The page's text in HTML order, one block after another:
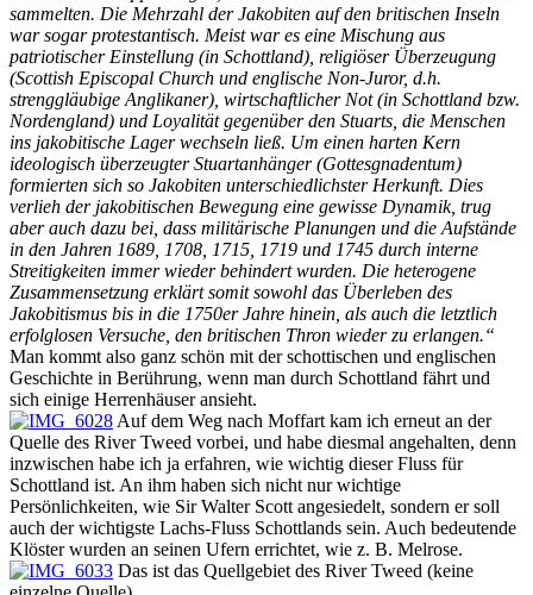
sammelten. Die Mehrzahl der Jakobiten auf den britischen Inseln
war sogar protestantisch. Meist war es eine Mischung aus
patriotischer Einstellung (in Schottland), religiöser Überzeugung
(Scottish Episcopal Church und englische Non-Juror, d.h.
strenggläubige Anglikaner), wirtschaftlicher Not (in Schottland bzw.
Nordengland) und Loyalität gegenüber den Stuarts, die Menschen
ins jakobitische Lager wechseln ließ. Um einen harten Kern
ideologisch überzeugter Stuartanhänger (Gottesgnadentum)
formierten sich so Jakobiten unterschiedlichster Herkunft. Dies
verlieh der jakobitischen Bewegung eine gewisse Dynamik, trug
aber auch dazu bei, dass militärische Planungen und die Aufstände
in den Jahren 1689, 1708, 1715, 1719 und 1745 durch interne
Streitigkeiten immer wieder behindert wurden. Die heterogene
Zusammensetzung erklärt somit sowohl das Überleben des
Jakobitismus bis in die 1750er Jahre hinein, als auch die letztlich
erfolglosen Versuche, den britischen Thron wieder zu erlangen.“
Man kommt also ganz schön mit der schottischen und englischen
Geschichte in Berührung, wenn man durch Schottland fährt und
sich einige Herrenhäuser ansieht.
Auf dem Weg nach Moffart kam ich erneut an der
Quelle des River Tweed vorbei, und habe diesmal angehalten, denn
inzwischen habe ich ja erfahren, wie wichtig dieser Fluss für
Schottland ist. An ihm haben sich nicht nur wichtige
Persönlichkeiten, wie Sir Walter Scott angesiedelt, sondern er soll
auch der wichtigste Lachs-Fluss Schottlands sein. Auch bedeutende
Klöster wurden an seinen Ufern errichtet, wie z. B. Melrose.
Das ist das Quellgebiet des River Tweed (keine